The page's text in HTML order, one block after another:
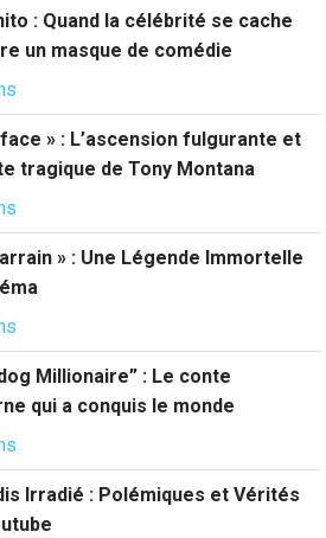
: Quand la célébrité se cache
un masque de comédie
» : L’ascension fulgurante et
tragique de Tony Montana
» : Une Légende Immortelle
Millionaire” : Le conte
qui a conquis le monde
Irradié : Polémiques et Vérités